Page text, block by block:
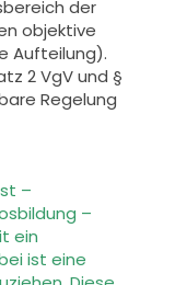
der
objektive
Aufteilung).
2 VgV und §
Regelung
–
bildung –
ein
ist eine